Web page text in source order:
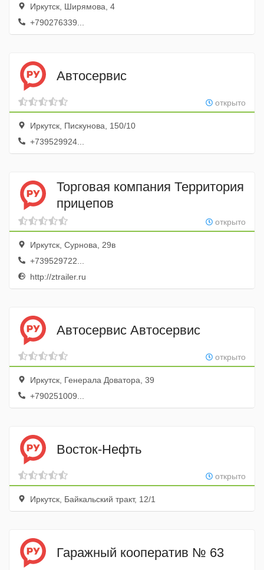
Иркутск, Ширямова, 4
+790276339...
Автосервис
открыто
Иркутск, Пискунова, 150/10
+739529924...
Торговая компания Территория
прицепов
открыто
Иркутск, Сурнова, 29в
+739529722...
http://ztrailer.ru
Автосервис Автосервис
открыто
Иркутск, Генерала Доватора, 39
+790251009...
Восток-Нефть
открыто
Иркутск, Байкальский тракт, 12/1
Гаражный кооператив № 63